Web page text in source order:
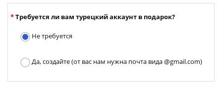
Требуется ли вам турецкий аккаунт в подарок?
Не требуется
Да, создайте (от вас нам нужна почта вида @gmail.com)